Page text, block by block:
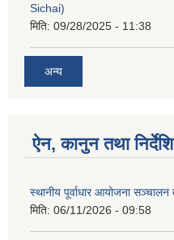
Sichai)
मिति: 09/28/2025 - 11:38
अन्य
ऐन, कानुन तथा
स्थानीय पूर्वाधार आयोजना
मिति: 06/11/2026 - 09:58